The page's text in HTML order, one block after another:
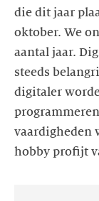
die dit jaar
oktober. We
aantal jaar.
steeds
digitaler
vaardigheden
hobby profijt